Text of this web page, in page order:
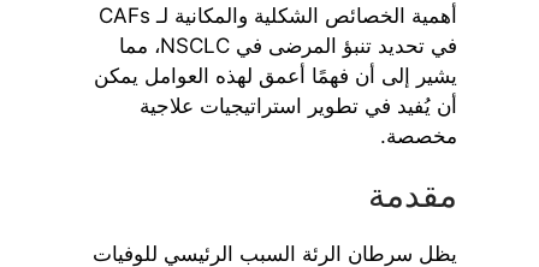
أهمية الخصائص الشكلية والمكانية لـ CAFs
في تحديد تنبؤ المرضى في NSCLC، مما
يشير إلى أن فهمًا أعمق لهذه العوامل يمكن
أن يُفيد في تطوير استراتيجيات علاجية
مخصصة.
مقدمة
يظل سرطان الرئة السبب الرئيسي للوفيات